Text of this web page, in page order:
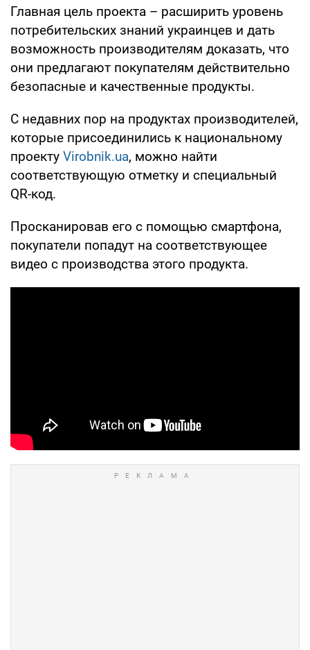
Главная цель проекта – расширить уровень
потребительских знаний украинцев и дать
возможность производителям доказать, что
они предлагают покупателям действительно
безопасные и качественные продукты.
С недавних пор на продуктах производителей,
которые присоединились к национальному
проекту Virobnik.ua, можно найти
соответствующую отметку и специальный
QR-код.
Просканировав его с помощью смартфона,
покупатели попадут на соответствующее
видео с производства этого продукта.